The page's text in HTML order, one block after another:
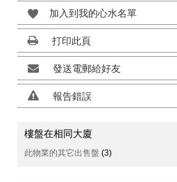
加入到我的心水名單
打印此頁
發送電郵給好友
報告錯誤
樓盤在相同大廈
此物業的其它出售盤 (3)